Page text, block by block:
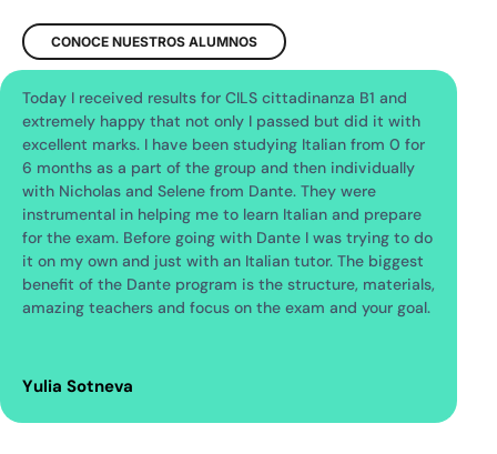
CONOCE NUESTROS ALUMNOS
Today I received results for CILS cittadinanza B1 and
extremely happy that not only I passed but did it with
excellent marks. I have been studying Italian from 0 for
6 months as a part of the group and then individually
with Nicholas and Selene from Dante. They were
instrumental in helping me to learn Italian and prepare
for the exam. Before going with Dante I was trying to do
it on my own and just with an Italian tutor. The biggest
benefit of the Dante program is the structure, materials,
amazing teachers and focus on the exam and your goal.
Yulia Sotneva